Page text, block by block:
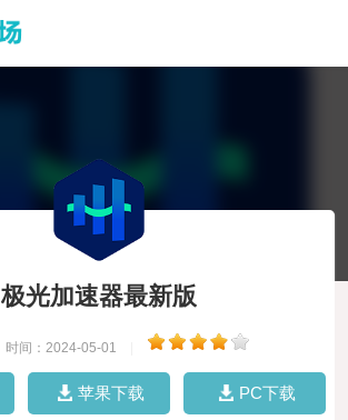
极光加速器最新版
时间：2024-05-01
苹果下载 PC下载